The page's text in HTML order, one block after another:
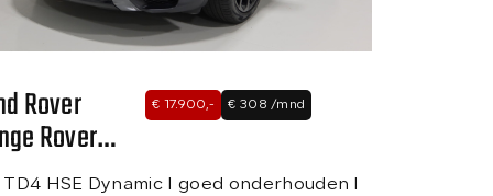
Rover
Rover
€ 17.900,- € 308 /mnd
TD4 HSE Dynamic I goed onderhouden I